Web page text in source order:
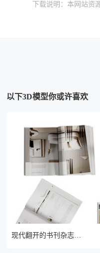
下载说明：本网站
以下3D模型你或许喜欢
现代翻开的书刊杂志 书籍 书本3d模型